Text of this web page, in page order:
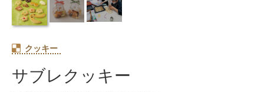
クッキー
サブレクッキー